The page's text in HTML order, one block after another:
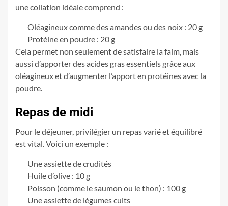
une collation idéale comprend :
Oléagineux comme des amandes ou des noix : 20 g
Protéine en poudre : 20 g
Cela permet non seulement de satisfaire la faim, mais
aussi d’apporter des acides gras essentiels grâce aux
oléagineux et d’augmenter l’apport en protéines avec la
poudre.
Repas de midi
Pour le déjeuner, privilégier un repas varié et équilibré
est vital. Voici un exemple :
Une assiette de crudités
Huile d’olive : 10 g
Poisson (comme le saumon ou le thon) : 100 g
Une assiette de légumes cuits